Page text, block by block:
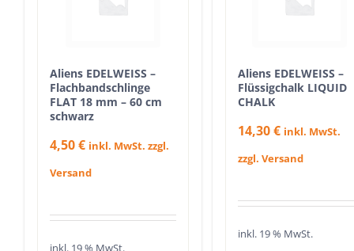
Aliens EDELWEISS –
Flachbandschlinge
FLAT 18 mm – 60 cm
schwarz
4,50€ inkl. MwSt. zzgl.
Versand
inkl. 19 % MwSt.
Aliens EDELWEISS –
Flüssigchalk LIQUID
CHALK
14,30€ inkl. MwSt.
zzgl. Versand
inkl. 19 % MwSt.